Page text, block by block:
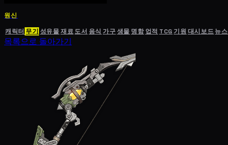
원신
캐릭터 무기 성유물재료도서 음식 가구생물 명함 업적 TCG기원 대시보드뉴스
목록으로 돌아가기